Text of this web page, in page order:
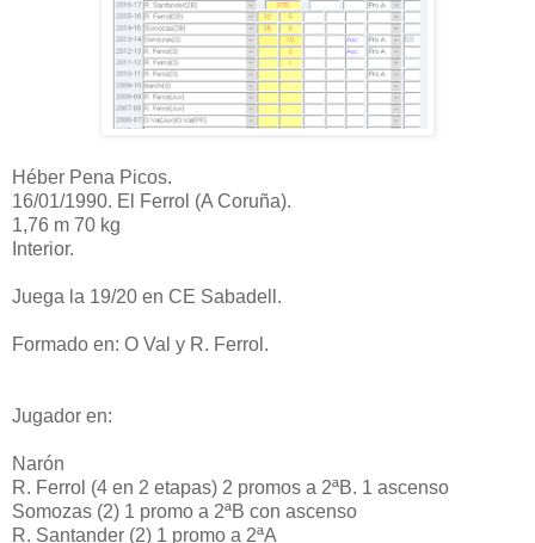
Héber Pena Picos.
16/01/1990. El Ferrol (A Coruña).
1,76 m 70 kg
Interior.
Juega la 19/20 en CE Sabadell.
Formado en: O Val y R. Ferrol.
Jugador en:
Narón
R. Ferrol (4 en 2 etapas) 2 promos a 2ªB. 1 ascenso
Somozas (2) 1 promo a 2ªB con ascenso
R. Santander (2) 1 promo a 2ªA